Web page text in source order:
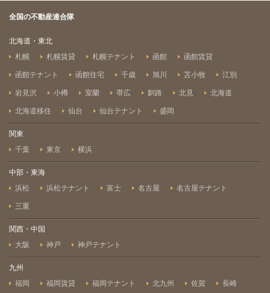
全国の不動産連合隊
北海道・東北
札幌
札幌賃貸 札幌テナント 函館 函館賃貸
函館テナント 函館住宅 千歳 旭川 苫小牧 江別
岩見沢 小樽 室蘭 帯広 釧路 北見 北海道
北海道移住 仙台 仙台テナント 盛岡
関東
千葉
東京 横浜
中部・東海
浜松
浜松テナント 富士 名古屋 名古屋テナント
三重
関西・中国
大阪
神戸 神戸テナント
九州
福岡
福岡賃貸 福岡テナント 北九州 佐賀 長崎